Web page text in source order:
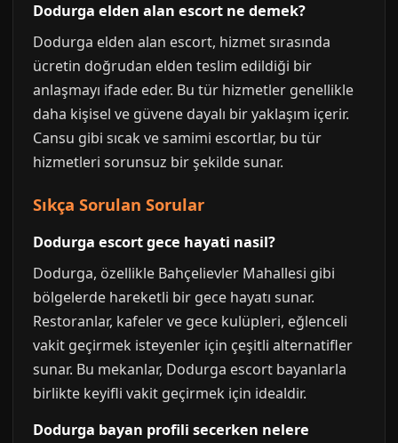
Dodurga elden alan escort ne demek?
Dodurga elden alan escort, hizmet sırasında
ücretin doğrudan elden teslim edildiği bir
anlaşmayı ifade eder. Bu tür hizmetler genellikle
daha kişisel ve güvene dayalı bir yaklaşım içerir.
Cansu gibi sıcak ve samimi escortlar, bu tür
hizmetleri sorunsuz bir şekilde sunar.
Sıkça Sorulan Sorular
Dodurga escort gece hayati nasil?
Dodurga, özellikle Bahçelievler Mahallesi gibi
bölgelerde hareketli bir gece hayatı sunar.
Restoranlar, kafeler ve gece kulüpleri, eğlenceli
vakit geçirmek isteyenler için çeşitli alternatifler
sunar. Bu mekanlar, Dodurga escort bayanlarla
birlikte keyifli vakit geçirmek için idealdir.
Dodurga bayan profili secerken nelere